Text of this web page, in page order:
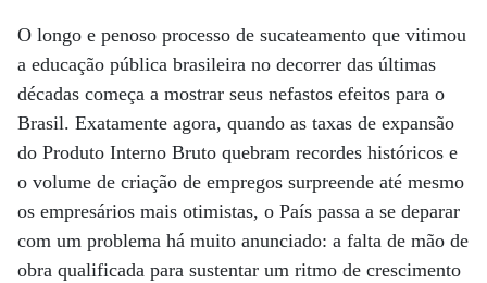
O longo e penoso processo de sucateamento que vitimou
a educação pública brasileira no decorrer das últimas
décadas começa a mostrar seus nefastos efeitos para o
Brasil. Exatamente agora, quando as taxas de expansão
do Produto Interno Bruto quebram recordes históricos e
o volume de criação de empregos surpreende até mesmo
os empresários mais otimistas, o País passa a se deparar
com um problema há muito anunciado: a falta de mão de
obra qualificada para sustentar um ritmo de crescimento